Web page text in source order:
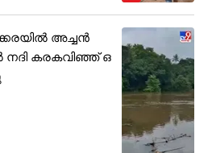
അച്ചൻ
കരകവിഞ്ഞ് ഒ